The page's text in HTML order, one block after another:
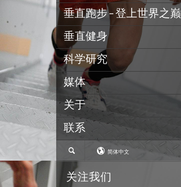
垂直跑步 – 登上世界之巅
垂直健身
科学研究
媒体
关于
联系
简体中文
关注我们